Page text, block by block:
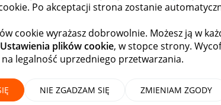
Po akceptacji strona zostanie
cookie wyrażasz dobrowolnie. Możesz ją w
Ustawienia plików cookie, w stopce strony.
na legalność uprzedniego przetwarzania.
NIE ZGADZAM SIĘ ZMIENIAM ZGODY